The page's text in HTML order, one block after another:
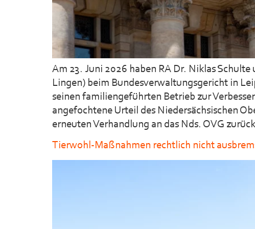
Am 23. Juni 2026 haben RA Dr. Niklas
Lingen) beim Bundesverwaltungsgericht in
seinen familiengeführten Betrieb zur
angefochtene Urteil des Niedersächsischen
erneuten Verhandlung an das Nds. OVG
Tierwohl-Maßnahmen rechtlich nicht